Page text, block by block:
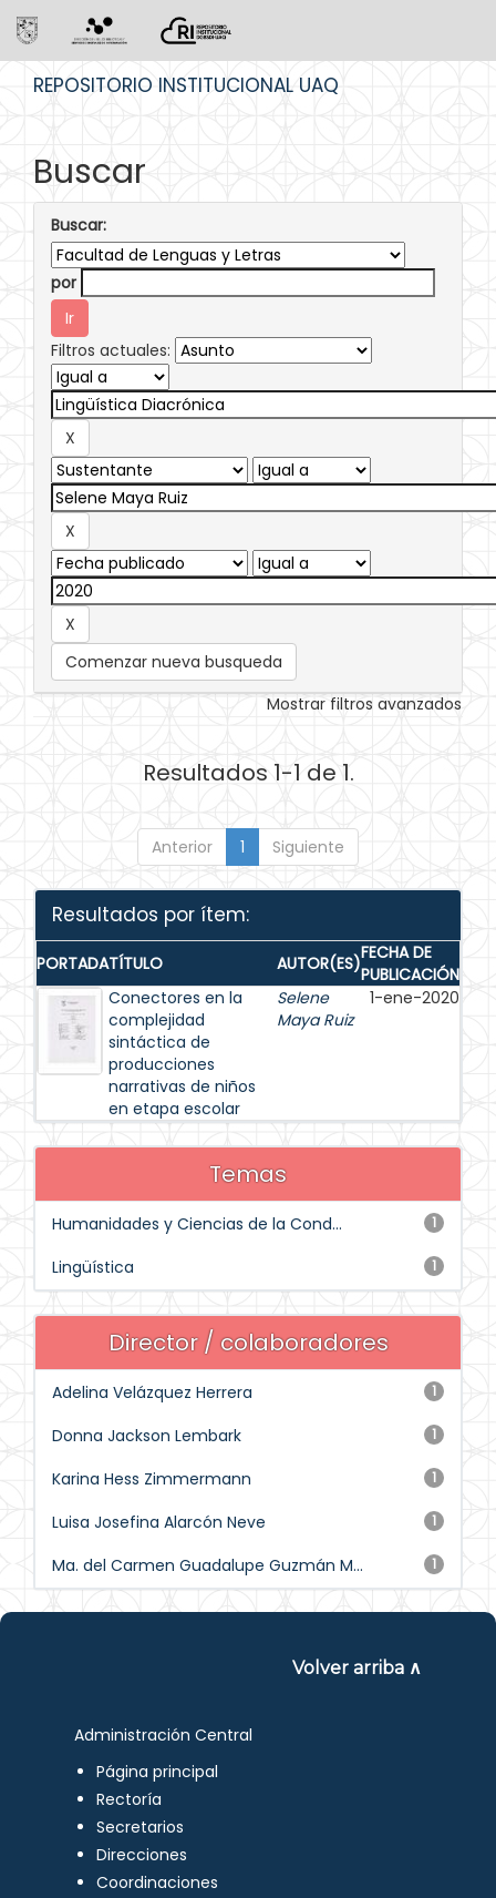
REPOSITORIO INSTITUCIONAL UAQ
Buscar
Buscar:
por
Filtros actuales:
Comenzar nueva busqueda
Mostrar filtros avanzados
Resultados 1-1 de 1.
Anterior 1 Siguiente
Resultados por ítem:
PORTADATÍTULO AUTOR(ES)FECHA DE
PUBLICACIÓN
Conectores en la
complejidad
sintáctica de
producciones
narrativas de niños
en etapa escolar
Selene
Maya Ruiz
1-ene-2020
Temas
1
Humanidades y Ciencias de la Cond...
1
Lingüística
Director / colaboradores
1
Adelina Velázquez Herrera
1
Donna Jackson Lembark
1
Karina Hess Zimmermann
1
Luisa Josefina Alarcón Neve
1
Ma. del Carmen Guadalupe Guzmán M...
Volver arriba ∧
Administración Central
Página principal
Rectoría
Secretarios
Direcciones
Coordinaciones